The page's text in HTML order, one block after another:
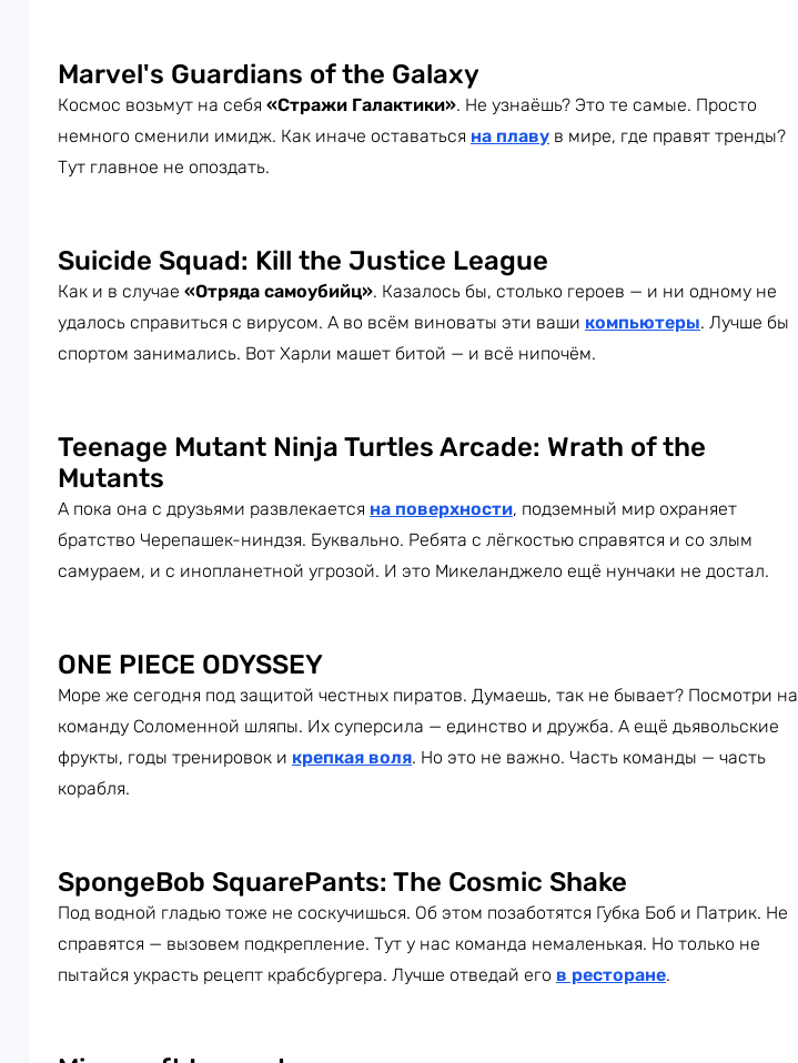
Marvel's Guardians of the Galaxy
Космос возьмут на себя «Стражи Галактики». Не узнаёшь? Это те самые. Просто
немного сменили имидж. Как иначе оставаться на плаву в мире, где правят тренды?
Тут главное не опоздать.
Suicide Squad: Kill the Justice League
Как и в случае «Отряда самоубийц». Казалось бы, столько героев — и ни одному не
удалось справиться с вирусом. А во всём виноваты эти ваши компьютеры. Лучше бы
спортом занимались. Вот Харли машет битой — и всё нипочём.
Teenage Mutant Ninja Turtles Arcade: Wrath of the
Mutants
А пока она с друзьями развлекается на поверхности, подземный мир охраняет
братство Черепашек-ниндзя. Буквально. Ребята с лёгкостью справятся и со злым
самураем, и с инопланетной угрозой. И это Микеланджело ещё нунчаки не достал.
ONE PIECE ODYSSEY
Море же сегодня под защитой честных пиратов. Думаешь, так не бывает? Посмотри на
команду Соломенной шляпы. Их суперсила — единство и дружба. А ещё дьявольские
фрукты, годы тренировок и крепкая воля. Но это не важно. Часть команды — часть
корабля.
SpongeBob SquarePants: The Cosmic Shake
Под водной гладью тоже не соскучишься. Об этом позаботятся Губка Боб и Патрик. Не
справятся — вызовем подкрепление. Тут у нас команда немаленькая. Но только не
пытайся украсть рецепт крабсбургера. Лучше отведай его в ресторане.